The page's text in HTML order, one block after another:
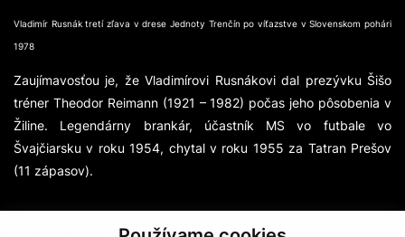
Vladimír Rusnák tretí zľava v drese Jednoty Trenčín po víťazstve v Slovenskom pohári
1978
Zaujímavosťou je, že Vladimírovi Rusnákovi dal prezývku Šišo
tréner Theodor Reimann (1921 – 1982) počas jeho pôsobenia v
Žiline. Legendárny brankár, účastník MS vo futbale vo
Švajčiarsku v roku 1954, chytal v roku 1955 za Tatran Prešov
(11 zápasov).